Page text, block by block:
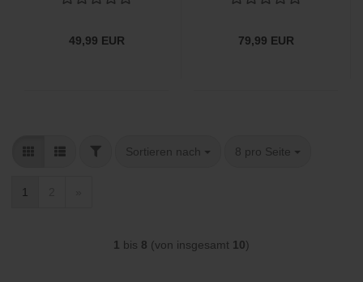
49,99 EUR 79,99 EUR
FILTERSortieren nach
Sortieren nach 8 pro Seite
pro Seite
1
1 bis 8 (von insgesamt 10)